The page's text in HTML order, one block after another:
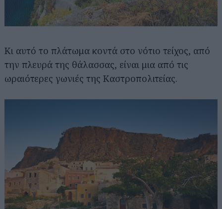
Κι αυτό το πλάτωμα κοντά στο νότιο τείχος, από
την πλευρά της θάλασσας, είναι μια από τις
ωραιότερες γωνιές της Καστροπολιτείας.